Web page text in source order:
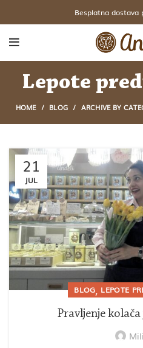
Besplatna dostava
Lepote
HOME BLOG ARCHIVE BY
21
JUL
BLOG, LEPOTE
Pravljenje